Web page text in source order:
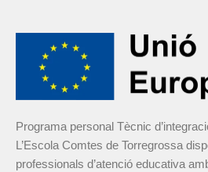
Programa personal Tècnic
L’Escola Comtes de Torregrossa
professionals d’atenció educativa